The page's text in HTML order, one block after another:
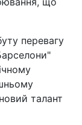
перевагу
талант